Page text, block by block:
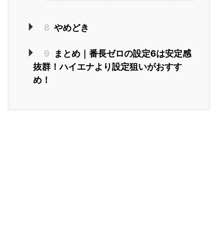
8 やめどき
9
まとめ｜番長ゼロの設定6は安定感
抜群！ハイエナより設定狙いがおすす
め！